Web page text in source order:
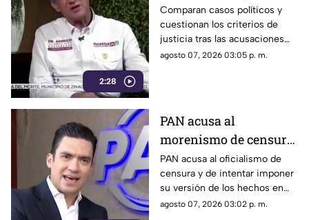
2:28
por casos políticos en
Guerrero y Sinaloa
Comparan casos políticos y
cuestionan los criterios de
justicia tras las acusaciones
contra exfuncionarios de
agosto 07, 2026 03:05 p. m.
PAN acusa al
morenismo de censura
y de imponer narrativa
en el debate público
PAN acusa al oficialismo de
censura y de intentar imponer
su versión de los hechos en
medio del debate político
agosto 07, 2026 03:02 p. m.